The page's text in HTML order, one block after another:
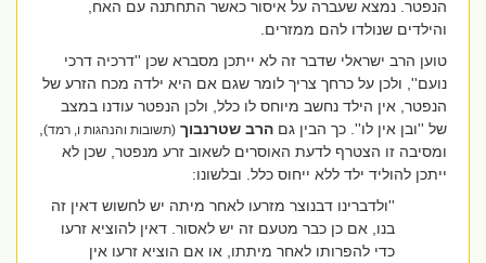
הנפטר. נמצא שעברה על איסור כאשר התחתנה עם האח,
והילדים שנולדו להם ממזרים.
טוען הרב ישראלי שדבר זה לא ייתכן מסברא שכן ''דרכיה דרכי
נועם'', ולכן על כרחך צריך לומר שגם אם היא ילדה מכח הזרע של
הנפטר, אין הילד נחשב מיוחס לו כלל, ולכן הנפטר עודנו במצב
של ''ובן אין לו''. כך הבין גםהרב שטרנבוך (תשובות והנהגות ו, רמד),
ומסיבה זו הצטרף לדעת האוסרים לשאוב זרע מנפטר, שכן לא
ייתכן להוליד ילד ללא ייחוס כלל. ובלשונו:
''ולדברינו דבנוצר מזרעו לאחר מיתה יש לחשוש דאין זה
בנו, אם כן כבר מטעם זה יש לאסור. דאין להוציא זרעו
כדי להפרותו לאחר מיתתו, או אם הוציא זרעו אין